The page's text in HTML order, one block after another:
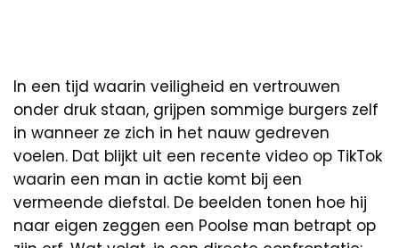
In een tijd waarin veiligheid en vertrouwen
onder druk staan, grijpen sommige burgers zelf
in wanneer ze zich in het nauw gedreven
voelen. Dat blijkt uit een recente video op TikTok
waarin een man in actie komt bij een
vermeende diefstal. De beelden tonen hoe hij
naar eigen zeggen een Poolse man betrapt op